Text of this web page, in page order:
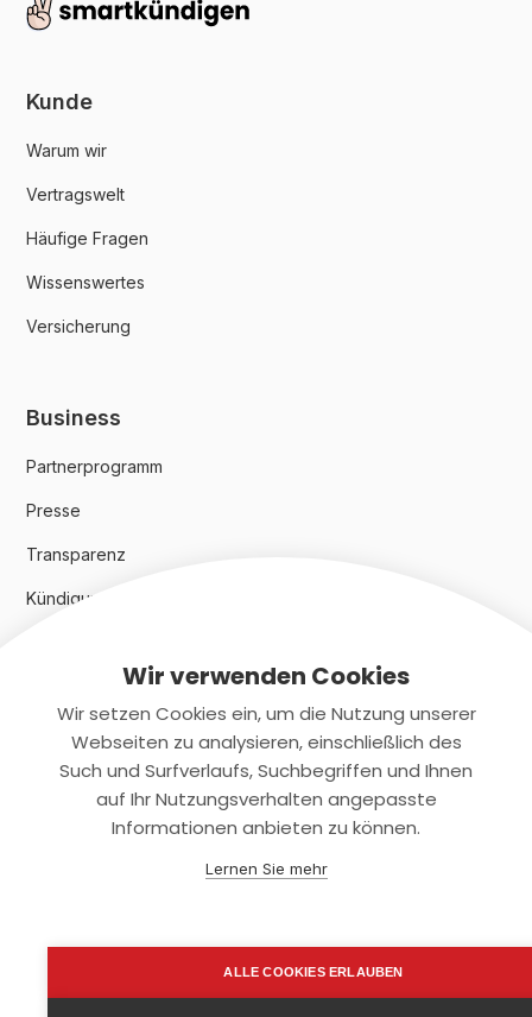
Kunde
Warum wir
Vertragswelt
Häufige Fragen
Wissenswertes
Versicherung
Business
Partnerprogramm
Presse
Transparenz
Kündigungsindex 2024
Rechtliches
Datenschutz
Wir verwenden Cookies
Wir setzen Cookies ein, um die Nutzung unserer
Webseiten zu analysieren, einschließlich des
Such und Surfverlaufs, Suchbegriffen und Ihnen
auf Ihr Nutzungsverhalten angepasste
Informationen anbieten zu können.
Lernen Sie mehr
ALLE COOKIES ERLAUBEN